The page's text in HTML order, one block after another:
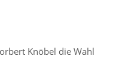
Knöbel die Wahl